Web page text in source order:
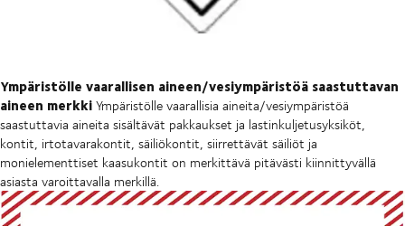
Ympäristölle vaarallisen aineen/vesiympäristöä saastuttavan
aineen merkkiYmpäristölle vaarallisia aineita/vesiympäristöä
saastuttavia aineita sisältävät pakkaukset ja lastinkuljetusyksiköt,
kontit, irtotavarakontit, säiliökontit, siirrettävät säiliöt ja
monielementtiset kaasukontit on merkittävä pitävästi kiinnittyvällä
asiasta varoittavalla merkillä.